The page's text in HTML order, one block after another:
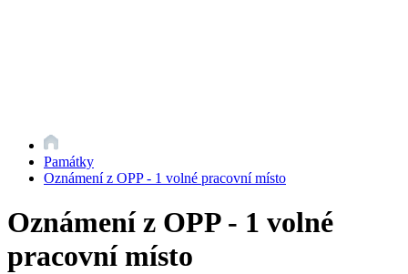
Památky
Oznámení z OPP - 1 volné pracovní místo
Oznámení z OPP - 1 volné
pracovní místo